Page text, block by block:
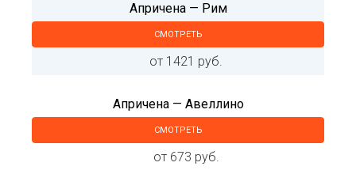
Апричена — Рим
СМОТРЕТЬ
от 1421 руб.
Апричена — Авеллино
СМОТРЕТЬ
от 673 руб.